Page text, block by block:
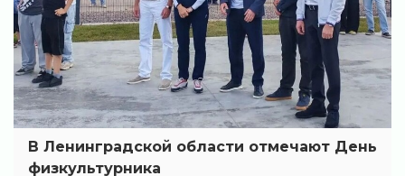
В Ленинградской области отмечают День
физкультурника